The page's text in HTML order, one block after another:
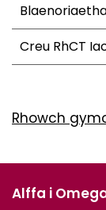
Creu RhCT
Rhowch
Alffa i